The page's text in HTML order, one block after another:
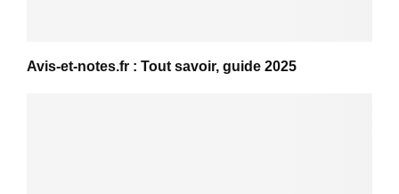
Avis-et-notes.fr : Tout savoir, guide 2025